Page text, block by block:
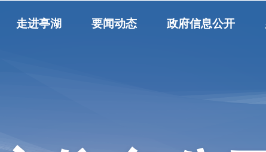
走进亭湖 要闻动态 政府信息公开